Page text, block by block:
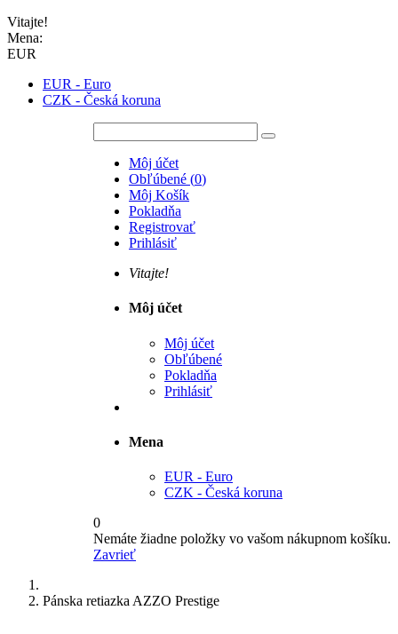
Vitajte!
Mena:
EUR
EUR - Euro
CZK - Česká koruna
Môj účet
Obľúbené (0)
Môj Košík
Pokladňa
Registrovať
Prihlásiť
Vitajte!
Môj účet
Môj účet
Obľúbené
Pokladňa
Prihlásiť
Mena
EUR - Euro
CZK - Česká koruna
0
Nemáte žiadne položky vo vašom nákupnom košíku.
Zavrieť
Pánska retiazka AZZO Prestige